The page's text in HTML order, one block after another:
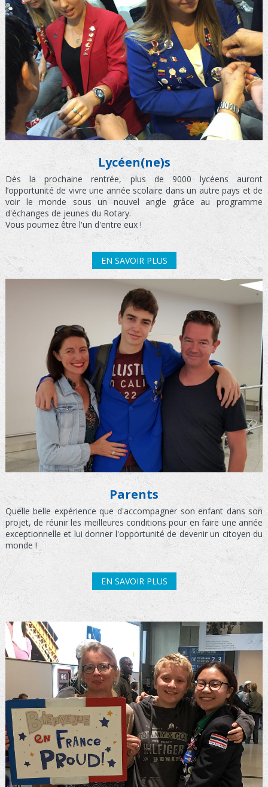
Lycéen(ne)s
Dès la prochaine rentrée, plus de 9000 lycéens auront
l’opportunité de vivre une année scolaire dans un autre pays et de
voir le monde sous un nouvel angle grâce au programme
d'échanges de jeunes du Rotary.
Vous pourriez être l'un d'entre eux !
EN SAVOIR PLUS
Parents
Quelle belle expérience que d'accompagner son enfant dans son
projet, de réunir les meilleures conditions pour en faire une année
exceptionnelle et lui donner l'opportunité de devenir un citoyen du
monde !
EN SAVOIR PLUS